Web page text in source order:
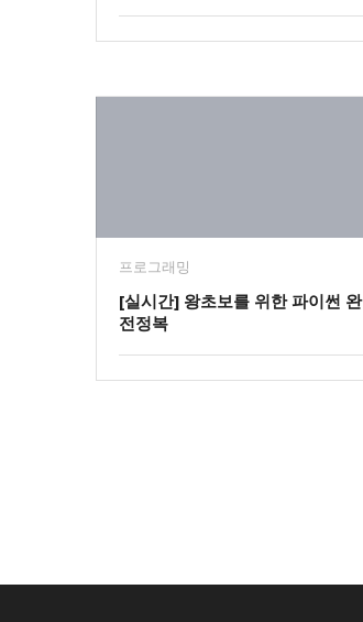
프로그래밍
[실시간] 왕초보를 위한 파이썬 완
전정복